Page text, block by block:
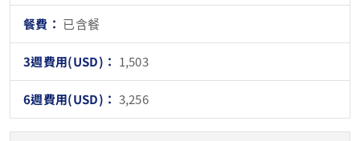
已含餐
1,503
3,256